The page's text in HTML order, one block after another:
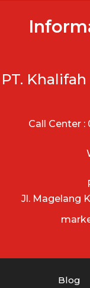
PT.
Call Center :
Jl. Magelang
Blog